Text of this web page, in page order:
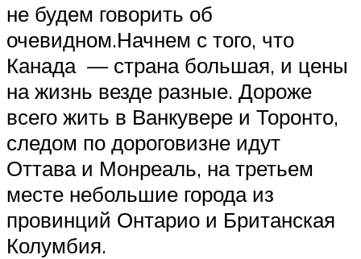
не будем говорить об
очевидном.Начнем с того, что
Канада — страна большая, и цены
на жизнь везде разные. Дороже
всего жить в Ванкувере и Торонто,
следом по дороговизне идут
Оттава и Монреаль, на третьем
месте небольшие города из
провинций Онтарио и Британская
Колумбия.